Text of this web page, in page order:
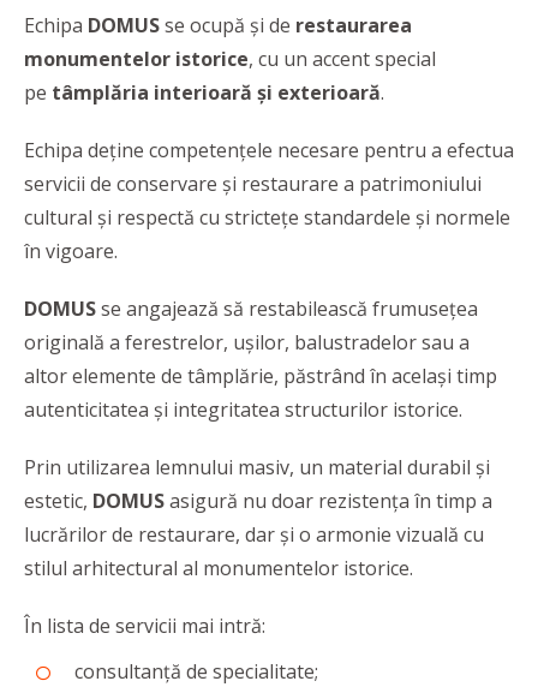
Echipa DOMUSse ocupă și de restaurarea
monumentelor istorice, cu un accent special
pe tâmplăria interioară și exterioară.
Echipa deține competențele necesare pentru a efectua
servicii de conservare și restaurare a patrimoniului
cultural și respectă cu strictețe standardele și normele
în vigoare.
DOMUSse angajează să restabilească frumusețea
originală a ferestrelor, ușilor, balustradelor sau a
altor elemente de tâmplărie, păstrând în același timp
autenticitatea și integritatea structurilor istorice.
Prin utilizarea lemnului masiv, un material durabil și
estetic, DOMUSasigură nu doar rezistența în timp a
lucrărilor de restaurare, dar și o armonie vizuală cu
stilul arhitectural al monumentelor istorice.
În lista de servicii mai intră:
consultanță de specialitate;